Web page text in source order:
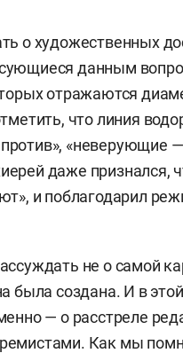
о художественных
данным
отражаются
что линия
«неверующие
даже признался,
и поблагодарил
не о самой
была создана. И в
— о расстреле
Как мы